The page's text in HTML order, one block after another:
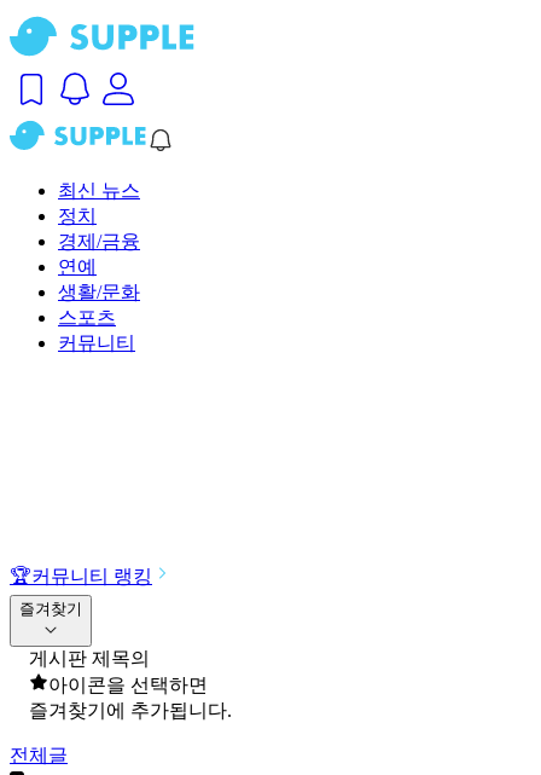
최신 뉴스
정치
경제/금융
연예
생활/문화
스포츠
커뮤니티
🏆커뮤니티 랭킹
즐겨찾기
게시판 제목의
아이콘을 선택하면
즐겨찾기에 추가됩니다.
전체글